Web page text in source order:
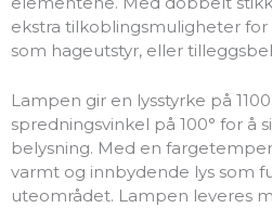
ekstra tilkoblingsmuligheter
som hageutstyr, eller
Lampen gir en lysstyrke på
spredningsvinkel på 100° for å
belysning. Med en
varmt og innbydende lys som
uteområdet. Lampen leveres